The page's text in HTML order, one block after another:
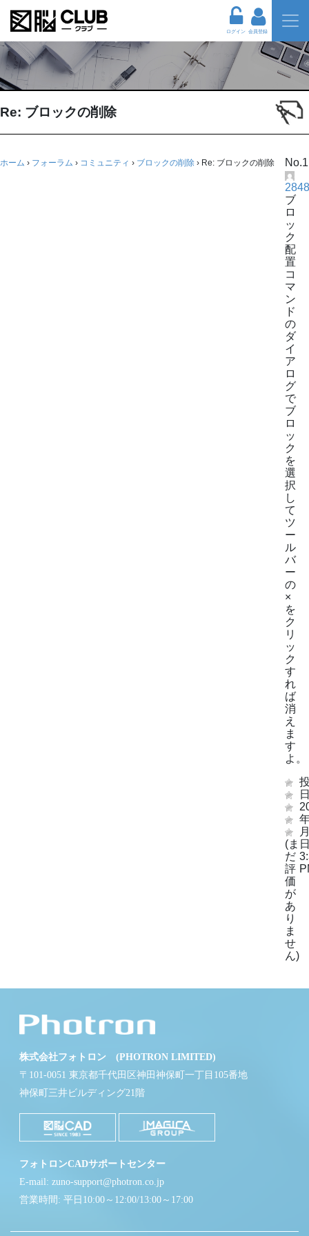
ログイン 会員登録
Re: ブロックの削除
ホーム › フォーラム › コミュニティ › ブロックの削除 › Re: ブロックの削除 No.1
ブ
ロ
ッ
ク
配
置
コ
マ
ン
ド
の
ダ
イ
ア
ロ
グ
で
ブ
ロ
ッ
ク
を
選
択
し
て
ツ
ー
ル
バ
ー
の
×
を
ク
リ
ッ
ク
す
れ
ば
消
え
ま
す
よ。
(ま
だ
評
価
が
あ
り
ま
せ
ん)
株式会社フォトロン (PHOTRON LIMITED)
〒101-0051 東京都千代田区神田神保町一丁目105番地
神保町三井ビルディング21階
フォトロンCADサポートセンター
E-mail: zuno-support@photron.co.jp
営業時間: 平日10:00～12:00/13:00～17:00